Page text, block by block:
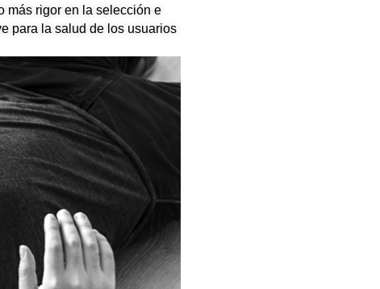
más rigor en la selección e
para la salud de los usuarios